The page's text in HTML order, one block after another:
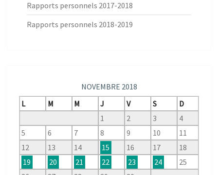
Rapports personnels 2017-2018
Rapports personnels 2018-2019
NOVEMBRE 2018
L
M M J V S
D
1
2 3
4
5
6 7 8 9 10
11
12
13 14 15 16 17
18
19
20 21 22 23 24
25